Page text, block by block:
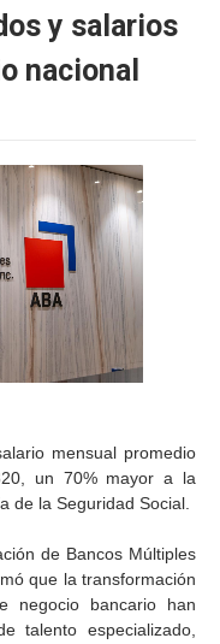
y salarios
nacional
mensual promedio
un 70% mayor a la
de la Seguridad Social.
de Bancos Múltiples
que la transformación
negocio bancario han
talento especializado,